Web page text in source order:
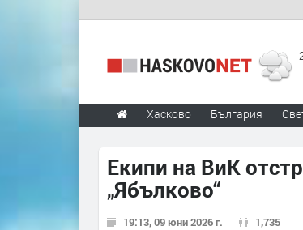
Хасково България
Екипи на ВиК
„Ябълково“
19:13, 09 юни 2026 г. 1,735